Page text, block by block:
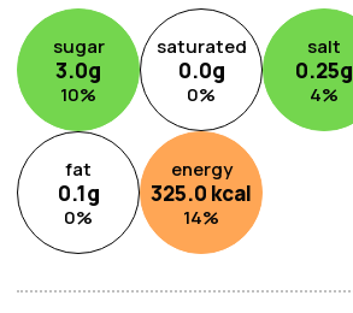
品嚐都為您的味蕾帶來愉悅。
sugar
3.0g
10%
saturated
0.0g
0%
salt
0.25g
4%
fat
0.1g
0%
energy
325.0 kcal
14%